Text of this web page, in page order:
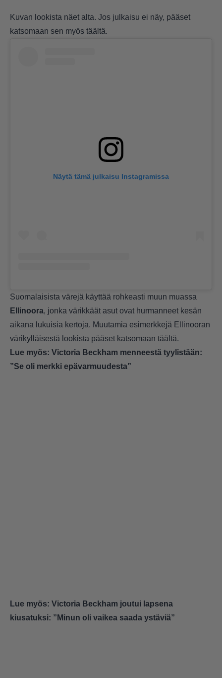
Kuvan lookista näet alta. Jos julkaisu ei näy, pääset
katsomaan sen myös täältä.
Näytä tämä julkaisu Instagramissa
Suomalaisista värejä käyttää rohkeasti muun muassa
Ellinoora, jonka värikkäät asut ovat hurmanneet kesän
aikana lukuisia kertoja. Muutamia esimerkkejä Ellinooran
värikylläisestä lookista pääset katsomaan täältä.
Lue myös: Victoria Beckham menneestä tyylistään:
”Se oli merkki epävarmuudesta”
Lue myös: Victoria Beckham joutui lapsena
kiusatuksi: ”Minun oli vaikea saada ystäviä”